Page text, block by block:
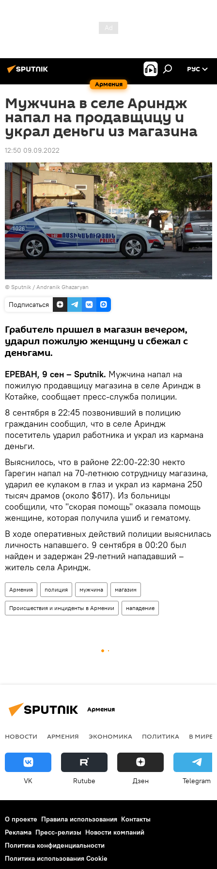
Армения
РУС
Мужчина в селе Ариндж
напал на продавщицу и
украл деньги из магазина
12:50 09.09.2022
© Sputnik / Andranik Ghazaryan
Подписаться
Грабитель пришел в магазин вечером,
ударил пожилую женщину и сбежал с
деньгами.
ЕРЕВАН, 9 сен – Sputnik. Мужчина напал на
пожилую продавщицу магазина в селе Ариндж в
Котайке, сообщает пресс-служба полиции.
8 сентября в 22:45 позвонивший в полицию
гражданин сообщил, что в селе Ариндж
посетитель ударил работника и украл из кармана
деньги.
Выяснилось, что в районе 22:00-22:30 некто
Гарегин напал на 70-летнюю сотрудницу магазина,
ударил ее кулаком в глаз и украл из кармана 250
тысяч драмов (около $617). Из больницы
сообщили, что "скорая помощь" оказала помощь
женщине, которая получила ушиб и гематому.
В ходе оперативных действий полиции выяснилась
личность напавшего. 9 сентября в 00:20 был
найден и задержан 29-летний нападавший –
житель села Ариндж.
Армения полиция мужчина магазин
Происшествия и инциденты в Армении нападение
Армения
НОВОСТИ АРМЕНИЯ ЭКОНОМИКА ПОЛИТИКА В МИРЕ
VK Rutube Дзен Telegram
О проекте Правила использования Контакты
Реклама Пресс-релизы Новости компаний
Политика конфиденциальности
Политика использования Cookie